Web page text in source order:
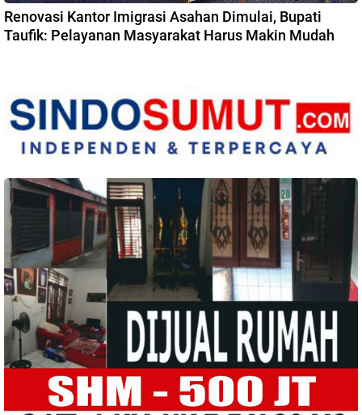
Renovasi Kantor Imigrasi Asahan Dimulai, Bupati
Taufik: Pelayanan Masyarakat Harus Makin Mudah